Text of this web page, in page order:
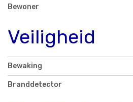
Bewoner
Veiligheid
Bewaking
Branddetector